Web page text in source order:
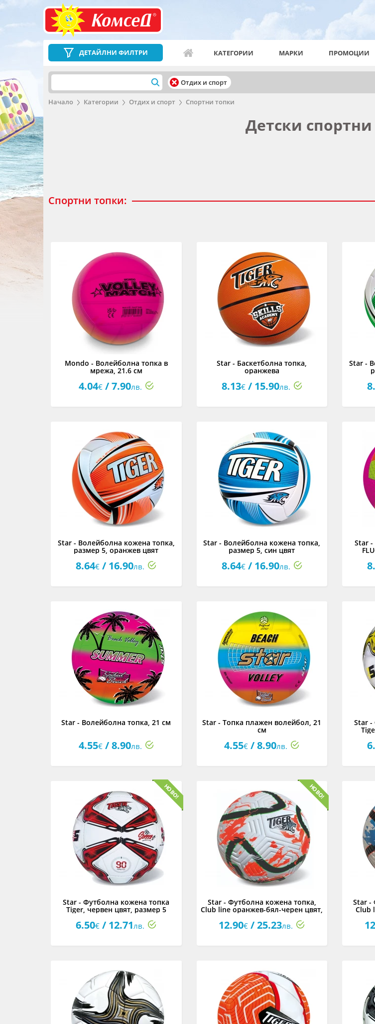
ДЕТАЙЛНИ ФИЛТРИ КАТЕГОРИИ МАРКИ ПРОМОЦИИ
Отдих и спорт
Начало Категории Отдих и спорт Спортни топки
Детски
Спортни топки:
Mondo - Волейболна топка в
мрежа, 21.6 см
4.04€/ 7.90лв.
Star - Баскетболна топка,
оранжева
8.13€/ 15.90лв.
Star -
Star - Волейболна кожена топка,
размер 5, оранжев цвят
8.64€ / 16.90лв.
Star - Волейболна кожена топка,
размер 5, син цвят
8.64€/ 16.90лв.
Star
Star - Волейболна топка, 21 см
4.55€/ 8.90лв.
Star - Топка плажен волейбол, 21
см
4.55€ / 8.90лв.
Star -
Star - Футболна кожена топка
Tiger, червен цвят, размер 5
6.50€ / 12.71лв.
Star - Футболна кожена топка,
Club line оранжев-бял-черен цвят,
12.90€ / 25.23лв.
Star -
Club